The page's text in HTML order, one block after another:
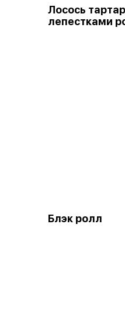
Лосось
лепестками
Блэк ролл